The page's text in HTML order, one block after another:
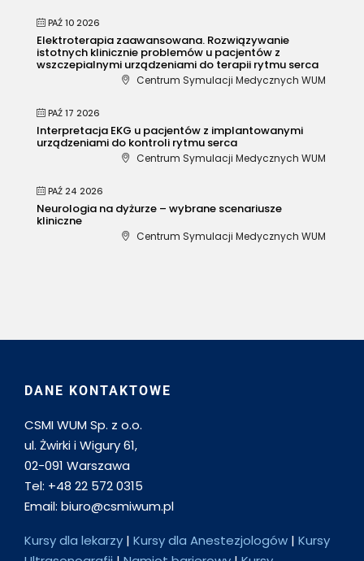
PAŹ 10 2026
Elektroterapia zaawansowana. Rozwiązywanie
istotnych klinicznie problemów u pacjentów z
wszczepialnymi urządzeniami do terapii rytmu serca
Centrum Symulacji Medycznych WUM
PAŹ 17 2026
Interpretacja EKG u pacjentów z implantowanymi
urządzeniami do kontroli rytmu serca
Centrum Symulacji Medycznych WUM
PAŹ 24 2026
Neurologia na dyżurze – wybrane scenariusze
kliniczne
Centrum Symulacji Medycznych WUM
DANE KONTAKTOWE
CSMI WUM Sp. z o.o.
ul. Żwirki i Wigury 61,
02-091 Warszawa
Tel: +48 22 572 0315
Email: biuro@csmiwum.pl
Kursy dla lekarzy | Kursy dla Anestezjologów | Kursy